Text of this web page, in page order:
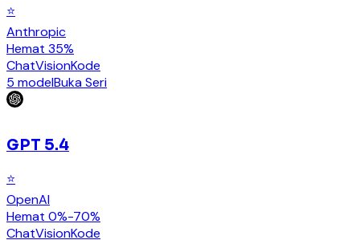
⭐
Anthropic
Hemat 35%
ChatVisionKode
5 modelBuka Seri
GPT 5.4
⭐
OpenAI
Hemat 0%-70%
ChatVisionKode